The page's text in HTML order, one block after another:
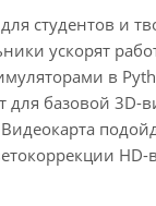
студентов и
ускорят
в
для базовой 3D-
HD-